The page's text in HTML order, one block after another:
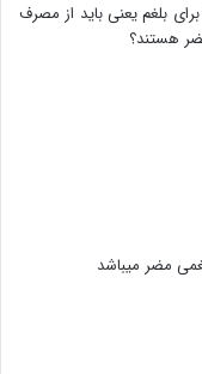
بلغم یعنی باید از مصرف
هستند؟
مضر میباشد